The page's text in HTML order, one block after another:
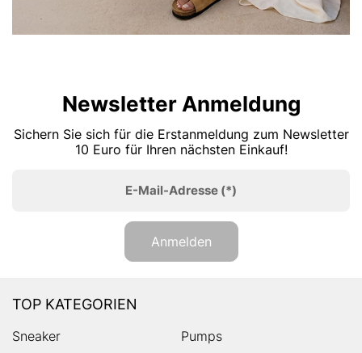
Newsletter Anmeldung
Sichern Sie sich für die Erstanmeldung zum Newsletter
10 Euro für Ihren nächsten Einkauf!
E-Mail-Adresse (*)
Anmelden
TOP KATEGORIEN
Sneaker
Pumps